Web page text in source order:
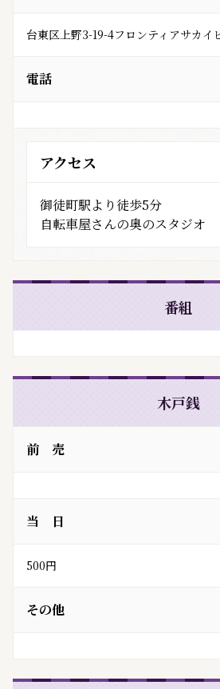
台東区上野3-19-4フロンティアサカイ
電話
アクセス
御徒町駅より徒歩5分
自転車屋さんの奥のスタジオ
番組
木戸銭
前 売
当 日
500円
その他